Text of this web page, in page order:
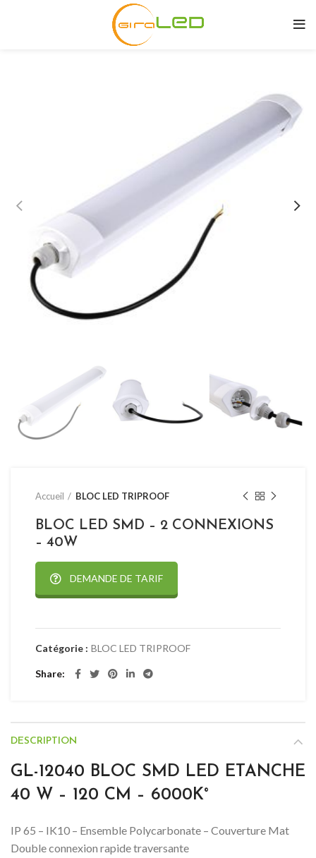
Accueil BLOC LED TRIPROOF
BLOC LED SMD – 2 CONNEXIONS
– 40W
DEMANDE DE TARIF
Catégorie : BLOC LED TRIPROOF
Share
DESCRIPTION
GL-12040 BLOC SMD LED ETANCHE
40 W – 120 CM – 6000K°
IP 65 – IK10 – Ensemble Polycarbonate – Couverture Mat
Double connexion rapide traversante